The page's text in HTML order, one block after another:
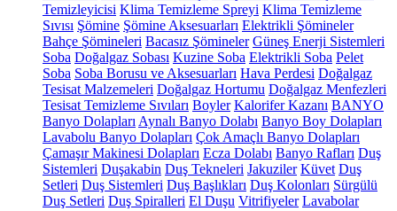
Temizleyicisi Klima Temizleme Spreyi Klima Temizleme
Sıvısı Şömine Şömine Aksesuarları Elektrikli Şömineler
Bahçe Şömineleri Bacasız Şömineler Güneş Enerji Sistemleri
Soba Doğalgaz Sobası Kuzine Soba Elektrikli Soba Pelet
Soba Soba Borusu ve Aksesuarları Hava Perdesi Doğalgaz
Tesisat Malzemeleri Doğalgaz Hortumu Doğalgaz Menfezleri
Tesisat Temizleme Sıvıları Boyler Kalorifer Kazanı BANYO
Banyo Dolapları Aynalı Banyo Dolabı Banyo Boy Dolapları
Lavabolu Banyo Dolapları Çok Amaçlı Banyo Dolapları
Çamaşır Makinesi Dolapları Ecza Dolabı Banyo Rafları Duş
Sistemleri Duşakabin Duş Tekneleri Jakuziler Küvet Duş
Setleri Duş Sistemleri Duş Başlıkları Duş Kolonları Sürgülü
Duş Setleri Duş Spiralleri El Duşu Vitrifiyeler Lavabolar